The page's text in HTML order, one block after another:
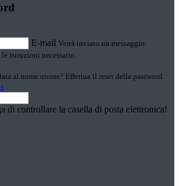
E-mail Verrà inviato un messaggio
istruzioni necessarie.
al nome utente? Effettua il reset della password
di controllare la casella di posta elettronica!